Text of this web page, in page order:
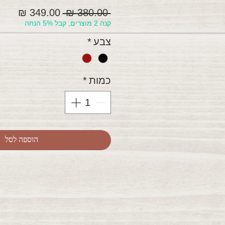
‏380.00 ‏₪
מחיר
רגיל
‏349.00 ‏₪
קנה 2 מוצרים, קבל 5% הנחה
צבע *
כמות *
הוספה לסל